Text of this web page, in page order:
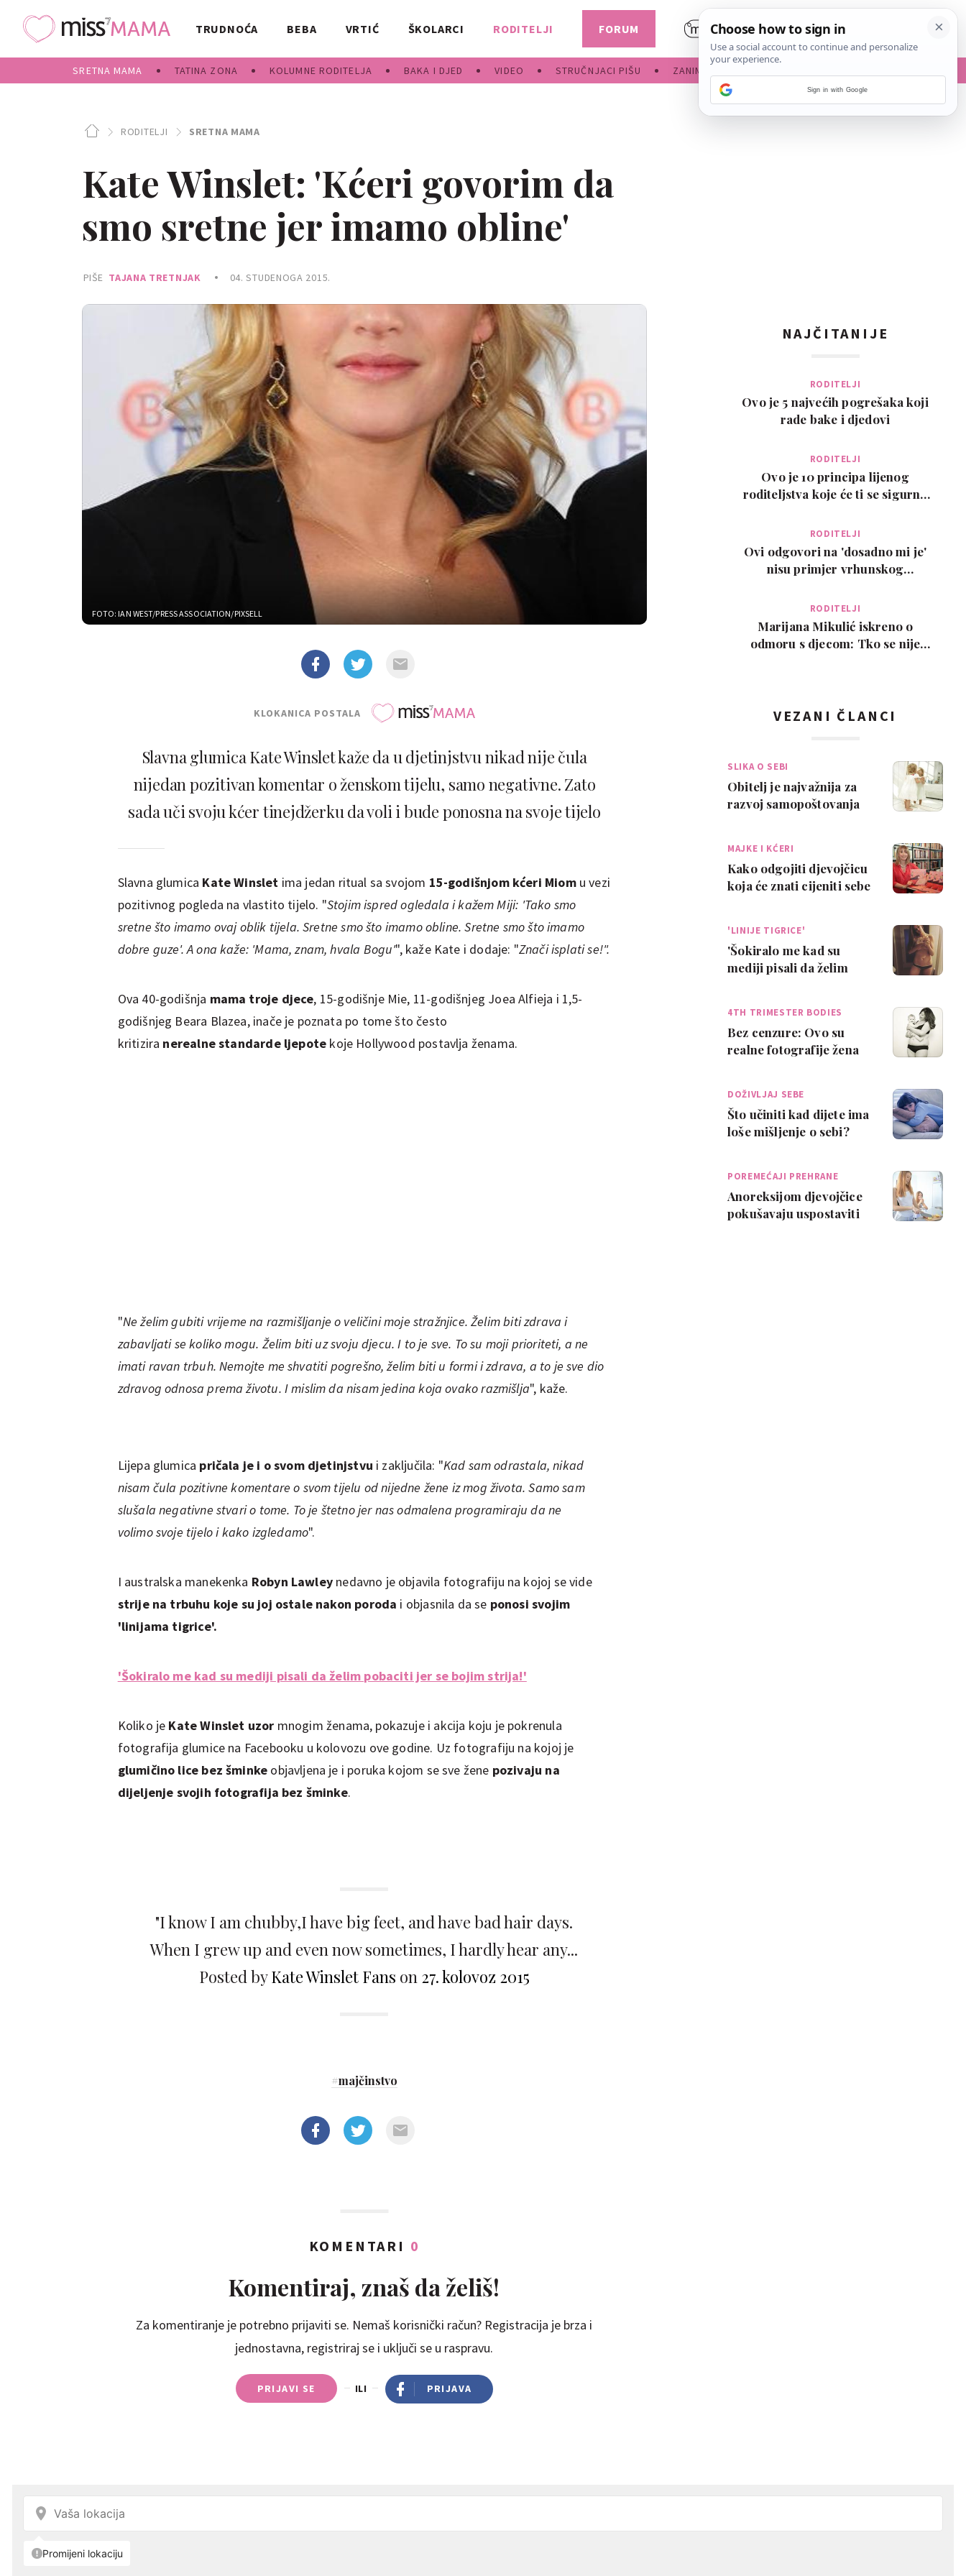
TRUDNOĆA BEBA VRTIĆ ŠKOLARCI RODITELJI
SRETNA MAMA TATINA ZONA KOLUMNE RODITELJA BAKA I DJED VIDEO STRUČNJACI PIŠU ZANIMLJIVOSTI
FORUM
RODITELJI SRETNA MAMA
Kate Winslet: 'Kćeri govorim da
smo sretne jer imamo obline'
PIŠE TAJANA TRETNJAK 04. STUDENOGA 2015.
FOTO: IAN WEST/PRESS ASSOCIATION/PIXSELL
KLOKANICA POSTALA
Slavna glumica Kate Winslet kaže da u djetinjstvu nikad nije čula
nijedan pozitivan komentar o ženskom tijelu, samo negativne. Zato
sada uči svoju kćer tinejdžerku da voli i bude ponosna na svoje tijelo
Slavna glumica Kate Winslet ima jedan ritual sa svojom 15-godišnjom kćeri Miomu vezi
pozitivnog pogleda na vlastito tijelo. "Stojim ispred ogledala i kažem Miji: 'Tako smo
sretne što imamo ovaj oblik tijela. Sretne smo što imamo obline. Sretne smo što imamo
dobre guze'. A ona kaže: 'Mama, znam, hvala Bogu'", kaže Kate i dodaje: "Znači isplati se!".
Ova 40-godišnja mama troje djece, 15-godišnje Mie, 11-godišnjeg Joea Alfieja i 1,5-
godišnjeg Beara Blazea, inače je poznata po tome što često
kritizira nerealne standarde ljepote koje Hollywood postavlja ženama.
"Ne želim gubiti vrijeme na razmišljanje o veličini moje stražnjice. Želim biti zdrava i
zabavljati se koliko mogu. Želim biti uz svoju djecu. I to je sve. To su moji prioriteti, a ne
imati ravan trbuh. Nemojte me shvatiti pogrešno, želim biti u formi i zdrava, a to je sve dio
zdravog odnosa prema životu. I mislim da nisam jedina koja ovako razmišlja", kaže.
Lijepa glumica pričala je i o svom djetinjstvu i zaključila: "Kad sam odrastala, nikad
nisam čula pozitivne komentare o svom tijelu od nijedne žene iz mog života. Samo sam
slušala negativne stvari o tome. To je štetno jer nas odmalena programiraju da ne
volimo svoje tijelo i kako izgledamo".
I australska manekenka Robyn Lawleynedavno je objavila fotografiju na kojoj se vide
strije na trbuhu koje su joj ostale nakon poroda i objasnila da se ponosi svojim
'linijama tigrice'.
'Šokiralo me kad su mediji pisali da želim pobaciti jer se bojim strija!'
Koliko je Kate Winslet uzor mnogim ženama, pokazuje i akcija koju je pokrenula
fotografija glumice na Facebooku u kolovozu ove godine. Uz fotografiju na kojoj je
glumičino lice bez šminke objavljena je i poruka kojom se sve žene pozivaju na
dijeljenje svojih fotografija bez šminke.
"I know I am chubby,I have big feet, and have bad hair days.
When I grew up and even now sometimes, I hardly hear any...
Posted byKate Winslet Fans on 27. kolovoz 2015
#majčinstvo
KOMENTARI 0
Komentiraj, znaš da želiš!
Za komentiranje je potrebno prijaviti se. Nemaš korisnički račun? Registracija je brza i
jednostavna, registriraj se i uključi se u raspravu.
PRIJAVI SE ILI PRIJAVA
NAJČITANIJE
RODITELJI
Ovo je 5 najvećih pogrešaka koji
rade bake i djedovi
RODITELJI
Ovo je 10 principa lijenog
roditeljstva koje će ti se sigurno
RODITELJI
Ovi odgovori na 'dosadno mi je'
nisu primjer vrhunskog
RODITELJI
Marijana Mikulić iskreno o
odmoru s djecom: Tko se nije
VEZANI ČLANCI
SLIKA O SEBI
Obitelj je najvažnija za
razvoj samopoštovanja
MAJKE I KĆERI
Kako odgojiti djevojčicu
koja će znati cijeniti sebe
'LINIJE TIGRICE'
'Šokiralo me kad su
mediji pisali da želim
4TH TRIMESTER BODIES
Bez cenzure: Ovo su
realne fotografije žena
DOŽIVLJAJ SEBE
Što učiniti kad dijete ima
loše mišljenje o sebi?
POREMEĆAJI PREHRANE
Anoreksijom djevojčice
pokušavaju uspostaviti
Sign in with Google